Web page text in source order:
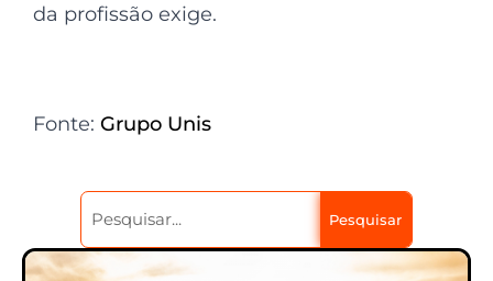
da profissão exige.
Fonte: Grupo Unis
Pesquisar